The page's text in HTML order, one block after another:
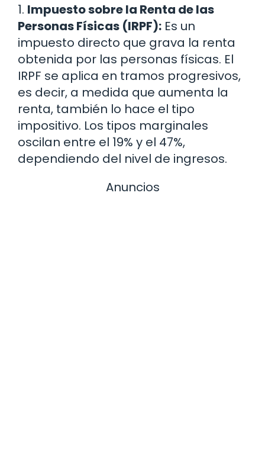
1. Impuesto sobre la Renta de las
Personas Físicas (IRPF): Es un
impuesto directo que grava la renta
obtenida por las personas físicas. El
IRPF se aplica en tramos progresivos,
es decir, a medida que aumenta la
renta, también lo hace el tipo
impositivo. Los tipos marginales
oscilan entre el 19% y el 47%,
dependiendo del nivel de ingresos.
Anuncios